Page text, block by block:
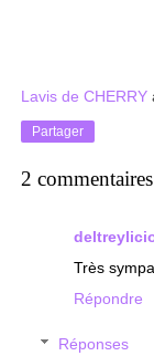
Lavis de CHERRY
Partager
2
Très
Répondre
Réponses